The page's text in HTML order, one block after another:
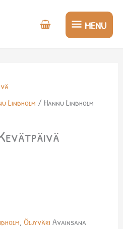
MENU
MENU
Lindholm / Hannu Lindholm
, Öljyväri Avainsana